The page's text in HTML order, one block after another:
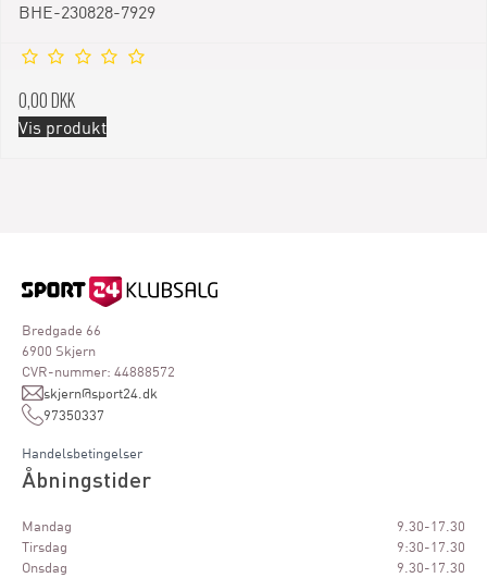
BHE-230828-7929
0,00 DKK
Vis produkt
Bredgade 66
6900 Skjern
CVR-nummer: 44888572
skjern@sport24.dk
97350337
Handelsbetingelser
Åbningstider
Mandag
9.30-17.30
Tirsdag
9:30-17.30
Onsdag
9.30-17.30